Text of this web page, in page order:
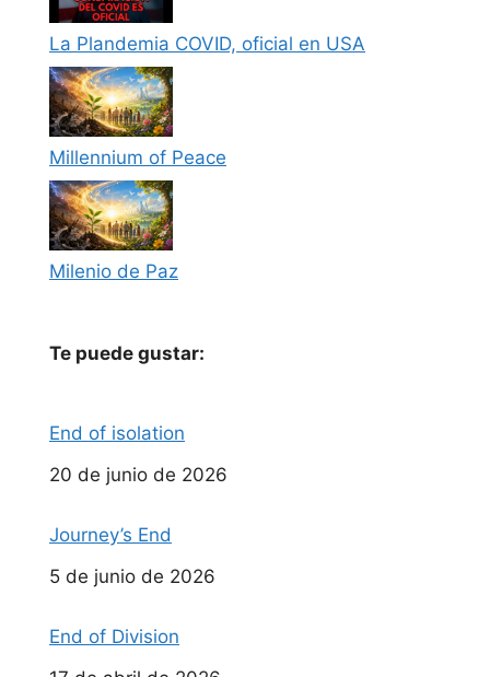
La Plandemia COVID, oficial en USA
Millennium of Peace
Milenio de Paz
Te puede gustar:
End of isolation
Fecha
20 de junio de 2026
Journey’s End
Fecha
5 de junio de 2026
End of Division